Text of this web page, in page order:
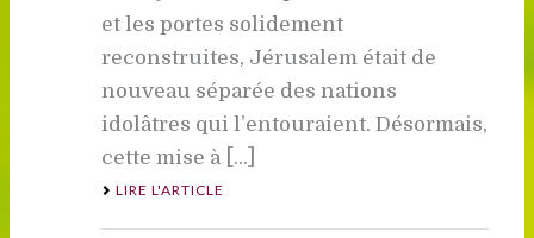
et les portes solidement
reconstruites, Jérusalem était de
nouveau séparée des nations
idolâtres qui l’entouraient. Désormais,
cette mise à [...]
LIRE L'ARTICLE